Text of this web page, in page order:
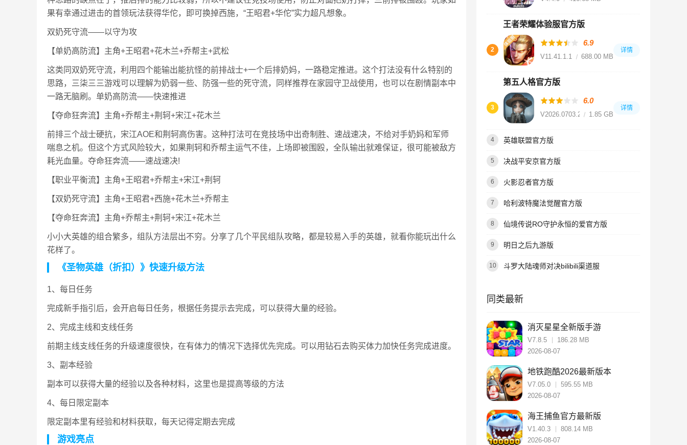
果有幸通过进击的首领玩法获得华佗，即可换掉西施，“王昭君+华佗”实力超凡想象。
双奶死守流——以守为攻
【单奶高防流】主角+王昭君+花木兰+乔帮主+武松
这类同双奶死守流，利用四个能输出能抗怪的前排战士+一个后排奶妈，一路稳定推进。这个打法没有什么特别的
思路，三柒三三游戏可以理解为奶弱一些、防强一些的死守流，同样推荐在家园守卫战使用，也可以在剧情副本中
一路无脑刷。单奶高防流——快速推进
【夺命狂奔流】主角+乔帮主+荆轲+宋江+花木兰
前排三个战士硬抗，宋江AOE和荆轲高伤害。这种打法可在竞技场中出奇制胜、速战速决，不给对手奶妈和军师
喘息之机。但这个方式风险较大，如果荆轲和乔帮主运气不佳，上场即被围殴，全队输出就难保证，很可能被敌方
耗光血量。夺命狂奔流——速战速决!
【职业平衡流】主角+王昭君+乔帮主+宋江+荆轲
【双奶死守流】主角+王昭君+西施+花木兰+乔帮主
【夺命狂奔流】主角+乔帮主+荆轲+宋江+花木兰
小小大英雄的组合繁多，组队方法层出不穷。分享了几个平民组队攻略，都是较易入手的英雄，就看你能玩出什么
花样了。
《圣物英雄（折扣）》快速升级方法
1、每日任务
完成新手指引后，会开启每日任务，根据任务提示去完成，可以获得大量的经验。
2、完成主线和支线任务
前期主线支线任务的升级速度很快，在有体力的情况下选择优先完成。可以用钻石去购买体力加快任务完成进度。
3、副本经验
副本可以获得大量的经验以及各种材料，这里也是提高等级的方法
4、每日限定副本
限定副本里有经验和材料获取，每天记得定期去完成
游戏亮点
王者荣耀体验服官方版
2
6.9
V11.41.1.18 688.00 MB
详情
第五人格官方版
3
6.0
V2026.0703.20561.85 GB
详情
4 英雄联盟官方版
5 决战平安京官方版
6 火影忍者官方版
7 哈利波特魔法觉醒官方版
8 仙境传说RO守护永恒的爱官方版
9 明日之后九游版
10 斗罗大陆魂师对决bilibili渠道服
同类最新
消灭星星全新版手游
V7.8.5
186.28 MB
2026-08-07
地铁跑酷2026最新版本
V7.05.0
595.55 MB
2026-08-07
海王捕鱼官方最新版
V1.40.3
808.14 MB
2026-08-07